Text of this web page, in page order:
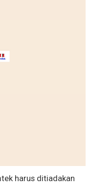
harus ditiadakan